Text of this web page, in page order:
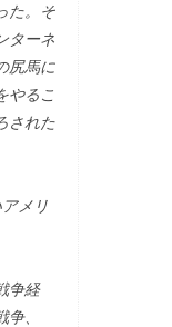
た。そ
ターネ
尻馬に
やるこ
された
メリ
争経
、